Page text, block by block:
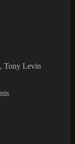
Tony Levin